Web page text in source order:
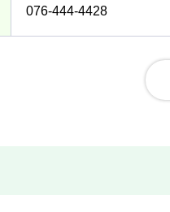
076-444-4428